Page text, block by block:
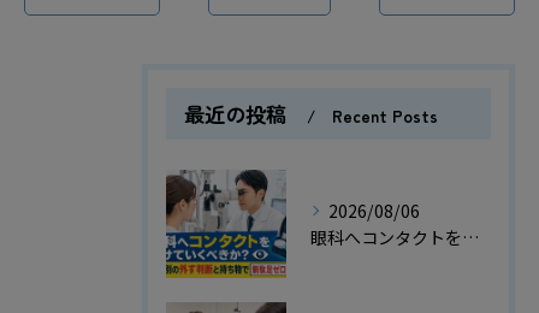
最近の投稿 Recent Posts
2026/08/06
眼科へコンタクトをつけていくべきか？検査別の外す判断と持ち物で無駄足ゼロの指南